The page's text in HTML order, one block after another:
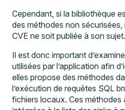
Cependant, si la bibliothèque
des méthodes non sécurisées,
CVE ne soit publiée à son sujet.
Il est donc important
utilisées par l’application afin
elles propose des méthodes
l’exécution de requêtes SQL
fichiers locaux. Ces méthodes